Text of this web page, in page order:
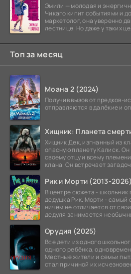
Эмили — молодая и
Чикаго кипит событиями и
маркетолог, она уверенно
лестнице. Но даже у таких
Топ за месяц
Моана 2 (2024)
Получив вызов от предков-
отправляются в далёкие и
Хищник: Планета
Хищник Дек, изгнанный из
опасную планету Калиск. Он
своему отцу и всему
клана. Он встречает
Рик и Морти (2013-2026)
В центре сюжета - школьник
дедушка Рик. Морти - самый
ничем не отличается от
дедуля занимается
Орудия (2025)
Все дети из одного
одного ребёнка,
Местные жители и семьи
стал причиной их